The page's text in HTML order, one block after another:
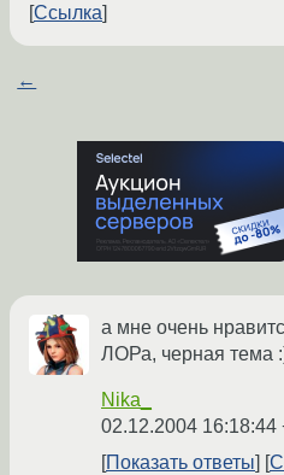
Ссылка
←
а мне очень
ЛОРа, черная тема
Nika_
02.12.2004 16:18:44
Показать ответы